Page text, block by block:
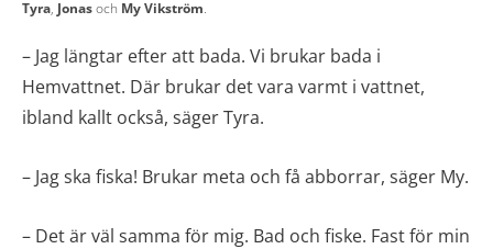
Tyra Jonas och My Vikström
– Jag längtar efter att bada. Vi brukar bada i
Hemvattnet. Där brukar det vara varmt i vattnet,
ibland kallt också, säger Tyra.
– Jag ska fiska! Brukar meta och få abborrar, säger My.
– Det är väl samma för mig. Bad och fiske. Fast för min